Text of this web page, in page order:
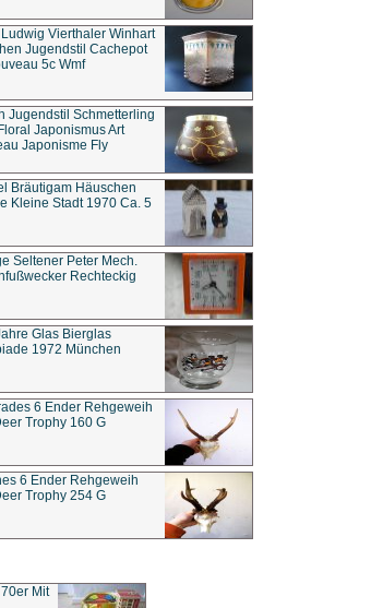
Ludwig Vierthaler Winhart
Jugendstil Cachepot
5c Wmf
Jugendstil Schmetterling
Japonismus Art
Japonisme Fly
Bräutigam Häuschen
Kleine Stadt 1970 Ca. 5
Seltener Peter Mech.
Rechteckig
Glas Bierglas
1972 München
6 Ender Rehgeweih
Trophy 160 G
6 Ender Rehgeweih
Trophy 254 G
Mit